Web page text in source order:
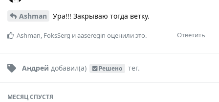
Ashman Ура!!! Закрываю тогда ветку.
Ответить
Ashman, FoksSerg иaaseregin оценили это.
Андрей добавил(а) Решено тег.
МЕСЯЦСПУСТЯ